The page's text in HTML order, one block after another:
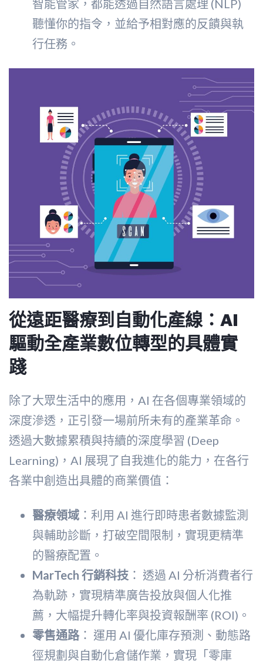
智能管家，都能透過自然語言處理 (NLP)
聽懂你的指令，並給予相對應的反饋與執
行任務。
從遠距醫療到自動化產線：AI
驅動全產業數位轉型的具體實
踐
除了大眾生活中的應用，AI 在各個專業領域的
深度滲透，正引發一場前所未有的產業革命。
透過大數據累積與持續的深度學習 (Deep
Learning)，AI 展現了自我進化的能力，在各行
各業中創造出具體的商業價值：
醫療領域 ：利用 AI 進行即時患者數據監測
與輔助診斷，打破空間限制，實現更精準
的醫療配置。
MarTech 行銷科技 ： 透過 AI 分析消費者行
為軌跡，實現精準廣告投放與個人化推
薦，大幅提升轉化率與投資報酬率 (ROI)。
零售通路： 運用 AI 優化庫存預測、動態路
徑規劃與自動化倉儲作業，實現「零庫